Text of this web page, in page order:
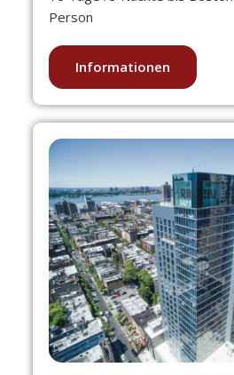
Person
Informationen